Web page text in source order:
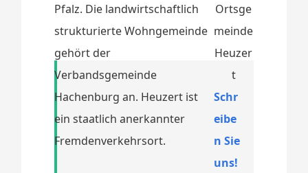
Pfalz. Die landwirtschaftlich
strukturierte Wohngemeinde
gehört der
Verbandsgemeinde
Hachenburg an. Heuzert ist
ein staatlich anerkannter
Fremdenverkehrsort.
Schr
eibe
n Sie
uns!